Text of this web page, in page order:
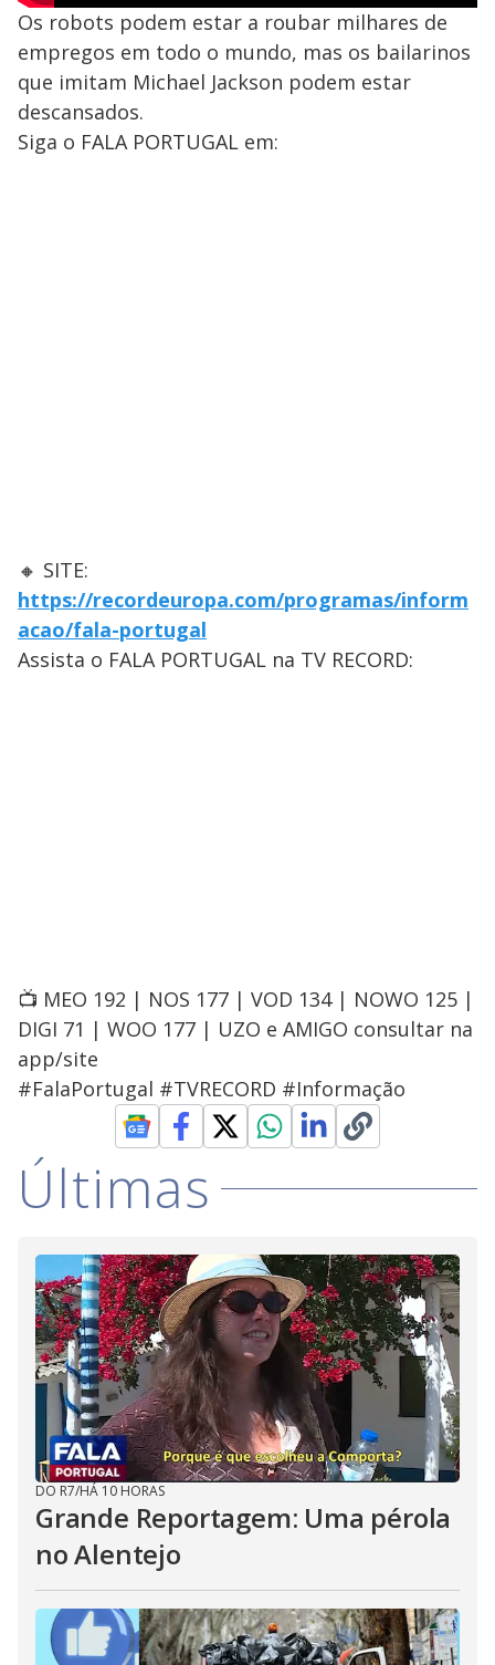
Os robots podem estar a roubar milhares de
empregos em todo o mundo, mas os bailarinos
que imitam Michael Jackson podem estar
descansados.
Siga o FALA PORTUGAL em:
🔸 SITE:
https://recordeuropa.com/programas/inform
acao/fala-portugal
Assista o FALA PORTUGAL na TV RECORD:
📺 MEO 192 | NOS 177 | VOD 134 | NOWO 125 |
DIGI 71 | WOO 177 | UZO e AMIGO consultar na
app/site
#FalaPortugal #TVRECORD #Informação
Últimas
DO R7/HÁ 10 HORAS
Grande Reportagem: Uma pérola
no Alentejo